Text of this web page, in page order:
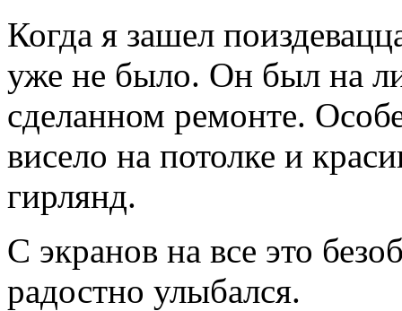
Когда я зашел
уже не было. Он был на
сделанном ремонте.
висело на потолке и
гирлянд.
С экранов на все это
радостно улыбался.